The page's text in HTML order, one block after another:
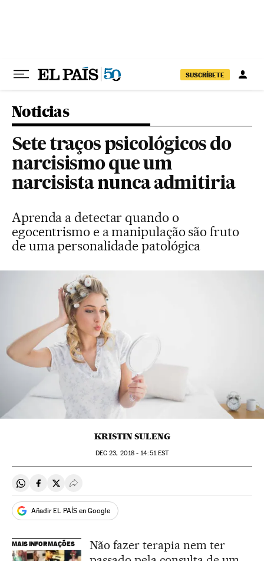
SUSCRÍBETE
Noticias
Sete traços psicológicos do
narcisismo que um
narcisista nunca admitiria
Aprenda a detectar quando o
egocentrismo e a manipulação são fruto
de uma personalidade patológica
KRISTIN SULENG
DEC 23, 2018 - 14:51EST
Compartir en Whatsapp
Compartir en Facebook
Compartir en Twitter
Desplegar Redes Sociales
Añadir EL PAÍS en Google
MAIS INFORMAÇÕES
Não fazer terapia nem ter